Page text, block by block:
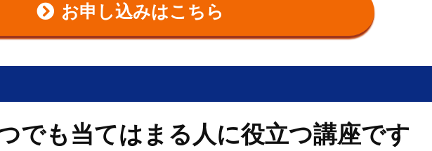
お申し込みはこちら
でも当てはまる人に役立つ講座です